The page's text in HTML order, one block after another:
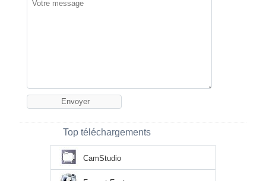
Top téléchargements
CamStudio